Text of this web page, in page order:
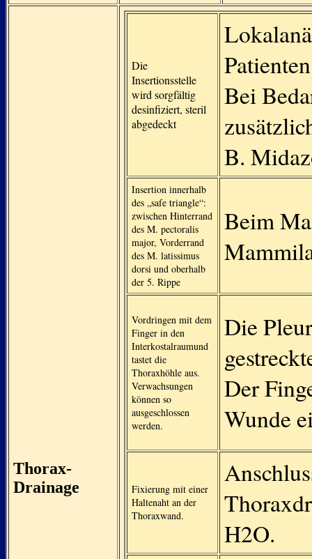
Thorax-
Drainage
Die
Insertionsstelle
wird sorgfältig
desinfiziert, steril
abgedeckt
Bei
B.
Insertion innerhalb
des „safe triangle“:
zwischen Hinterrand
des M. pectoralis
major, Vorderrand
des M. latissimus
dorsi und oberhalb
der 5. Rippe
Beim
Vordringen mit dem
Finger in den
Interkostalraumund
tastet die
Thoraxhöhle aus.
Verwachsungen
können so
ausgeschlossen
werden.
Die
Der
Wunde
Fixierung mit einer
Haltenaht an der
Thoraxwand.
H2O.